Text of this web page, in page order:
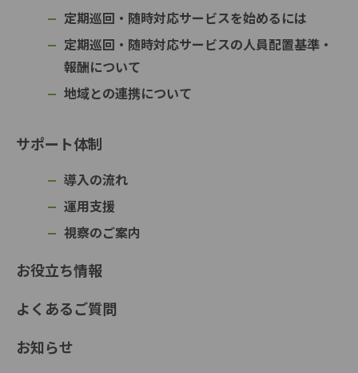
定期巡回・随時対応サービスを始めるには
定期巡回・随時対応サービスの人員配置基準・
報酬について
地域との連携について
サポート体制
導入の流れ
運用支援
視察のご案内
お役立ち情報
よくあるご質問
お知らせ